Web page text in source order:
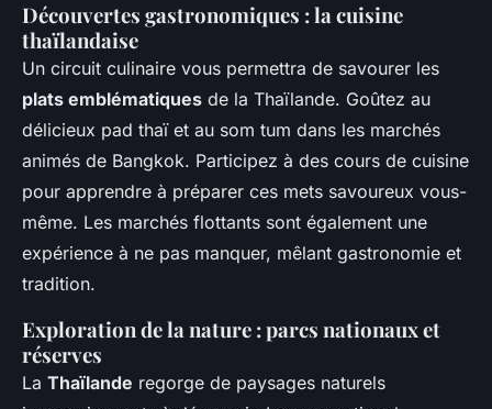
Découvertes gastronomiques : la cuisine
thaïlandaise
Un circuit culinaire vous permettra de savourer les
plats emblématiques de la Thaïlande. Goûtez au
délicieux pad thaï et au som tum dans les marchés
animés de Bangkok. Participez à des cours de cuisine
pour apprendre à préparer ces mets savoureux vous-
même. Les marchés flottants sont également une
expérience à ne pas manquer, mêlant gastronomie et
tradition.
Exploration de la nature : parcs nationaux et
réserves
La Thaïlande regorge de paysages naturels